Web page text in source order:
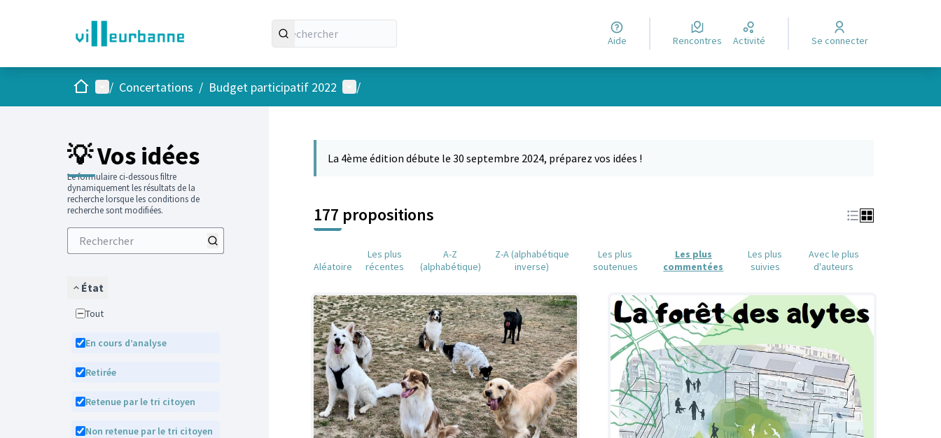
Aide Rencontres Activité Se connecter
AccueilMenu principal
/ Concertations / Budget participatif 2022 Menu utilisateur
/
💡 Vos idées
Le formulaire ci-dessous filtre
dynamiquement les résultats de la
recherche lorsque les conditions de
recherche sont modifiées.
État
Tout
En cours d’analyse
Retirée
Retenue par le tri citoyen
Non retenue par le tri citoyen
La 4ème édition débute le 30 septembre 2024, préparez vos idées !
177 propositions
Aléatoire
Les plus
récentes
A-Z
(alphabétique)
Z-A (alphabétique
inverse)
Les plus
soutenues
Les plus
commentées
Les plus
suivies
Avec le plus
d'auteurs